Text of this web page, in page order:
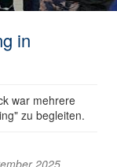
in
war mehrere
zu begleiten.